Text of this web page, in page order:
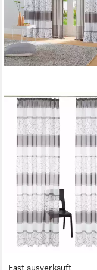
Fast ausverkauft